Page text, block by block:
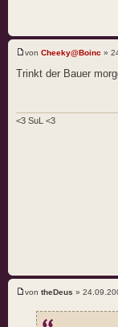
von Cheeky@Boinc »
Trinkt der Bauer
<3 SuL <3
von theDeus »